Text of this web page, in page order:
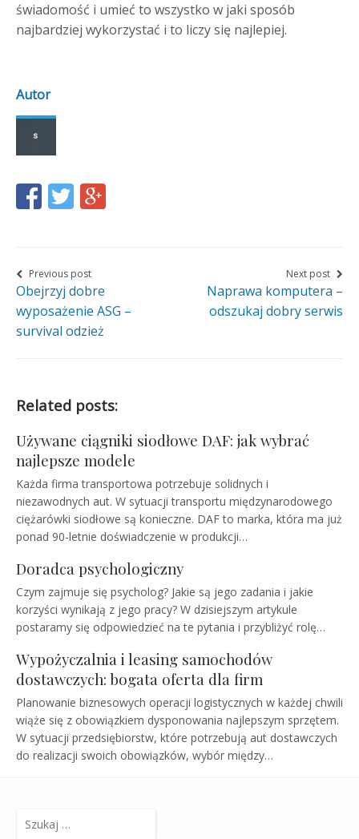
świadomość i umieć to wszystko w jaki sposób
najbardziej wykorzystać i to liczy się najlepiej.
Autor
Share
on
Facebook
Share
on
Twitter
Share
on
Google+
Nawigacja
wpisu
Previous post
Obejrzyj dobre
wyposażenie ASG –
survival odzież
Next post
Naprawa komputera –
odszukaj dobry serwis
Related posts:
Używane ciągniki siodłowe DAF: jak wybrać
najlepsze modele
Każda firma transportowa potrzebuje solidnych i
niezawodnych aut. W sytuacji transportu międzynarodowego
ciężarówki siodłowe są konieczne. DAF to marka, która ma już
ponad 90-letnie doświadczenie w produkcji…
Doradca psychologiczny
Czym zajmuje się psycholog? Jakie są jego zadania i jakie
korzyści wynikają z jego pracy? W dzisiejszym artykule
postaramy się odpowiedzieć na te pytania i przybliżyć rolę…
Wypożyczalnia i leasing samochodów
dostawczych: bogata oferta dla firm
Planowanie biznesowych operacji logistycznych w każdej chwili
wiąże się z obowiązkiem dysponowania najlepszym sprzętem.
W sytuacji przedsiębiorstw, które potrzebują aut dostawczych
do realizacji swoich obowiązków, wybór między…
Szukaj: